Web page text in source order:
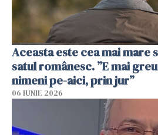
Aceasta este cea mai mare
satul românesc. ”E mai
nimeni pe-aici, prin jur”
06 IUNIE 2026